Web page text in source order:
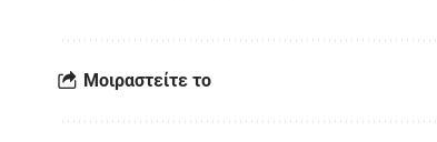
Μοιραστείτε το